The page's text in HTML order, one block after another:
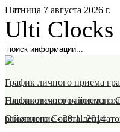
Пятница 7 августа 2026 г.
Ulti Clocks
График личного приема
Назрановского районного
График личного приема
районного Совета
Объявление-28.11.2014